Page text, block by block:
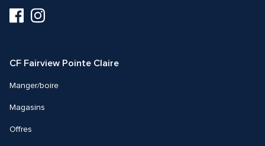
Visitez-
nous
Visitez-
nous
CF Fairview Pointe Claire
Manger/boire
Magasins
Offres